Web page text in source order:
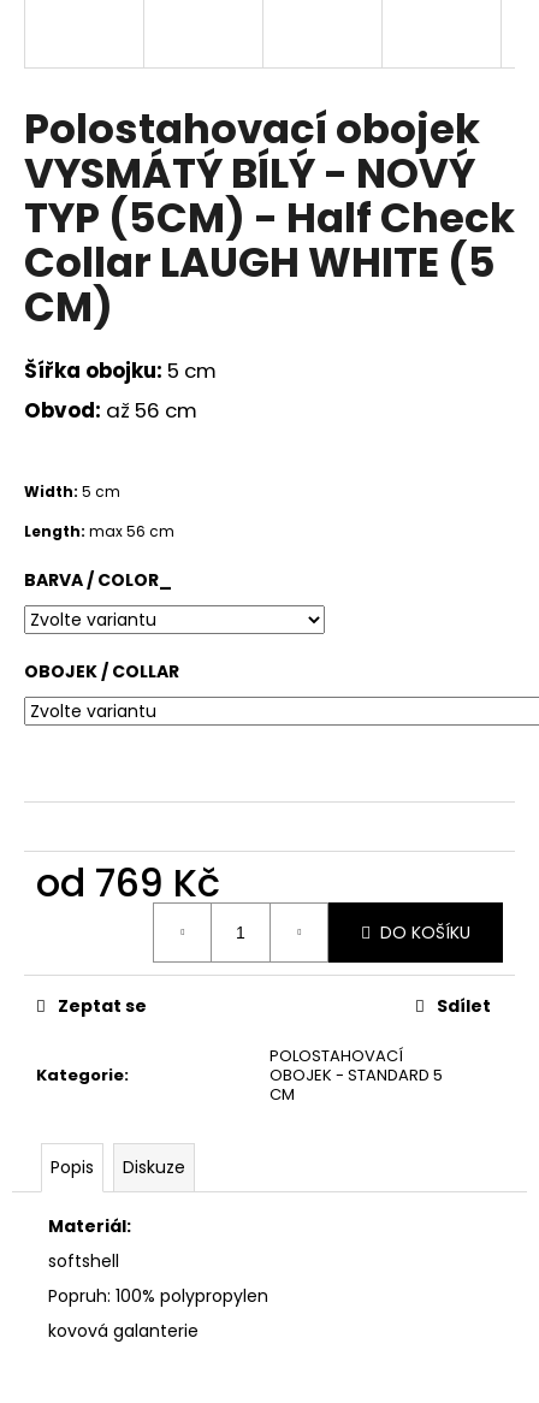
Polostahovací obojek
VYSMÁTÝ BÍLÝ - NOVÝ
TYP (5CM) - Half Check
Collar LAUGH WHITE (5
CM)
Šířka obojku: 5 cm
Obvod: až 56 cm
Width: 5 cm
Length: max 56 cm
BARVA / COLOR_
OBOJEK / COLLAR
od 769 Kč
DO KOŠÍKU
Kategorie:
POLOSTAHOVACÍ
OBOJEK - STANDARD 5
CM
Zeptat se Sdílet
Popis Diskuze
Materiál:
softshell
Popruh: 100% polypropylen
kovová galanterie
j
t
?
HLEDAT
D
o
r
č
u
j
e
e